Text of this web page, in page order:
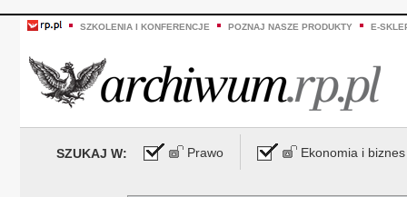
SZKOLENIA I KONFERENCJE POZNAJ NASZE PRODUKTY E-
SZUKAJ W: Prawo Ekonomia i biznes